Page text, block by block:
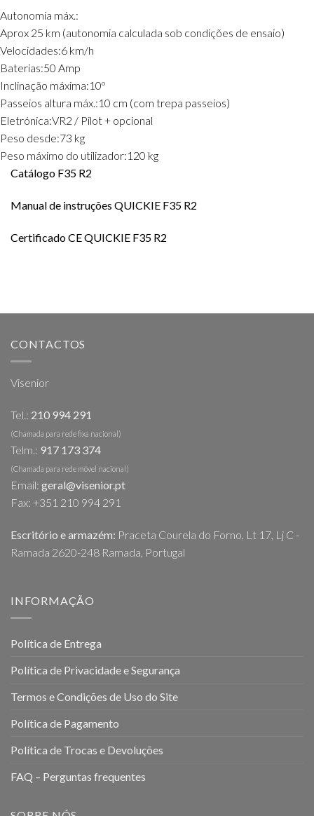
Autonomia máx.:
Aprox 25 km (autonomia calculada sob condições de ensaio)
Velocidades:6 km/h
Baterias:50 Amp
Inclinação máxima:10º
Passeios altura máx.:10 cm (com trepa passeios)
Eletrónica:VR2 / Pilot + opcional
Peso desde:73 kg
Peso máximo do utilizador:120 kg
Catálogo F35 R2
Manual de instruções QUICKIE F35 R2
Certificado CE QUICKIE F35 R2
CONTACTOS
Visenior
Tel.: 210 994 291
(Chamada para rede fixa nacional)
Telm.: 917 173 374
(Chamada para rede móvel nacional)
Email: geral@visenior.pt
Fax: +351 210 994 291
Escritório e armazém: Praceta Courela do Forno, Lt 17, Lj C -
Ramada 2620-248 Ramada, Portugal
INFORMAÇÃO
Política de Entrega
Política de Privacidade e Segurança
Termos e Condições de Uso do Site
Política de Pagamento
Política de Trocas e Devoluções
FAQ – Perguntas frequentes